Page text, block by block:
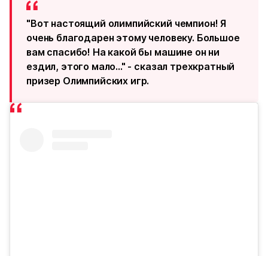
"Вот настоящий олимпийский чемпион! Я
очень благодарен этому человеку. Большое
вам спасибо! На какой бы машине он ни
ездил, этого мало..." - сказал трехкратный
призер Олимпийских игр.